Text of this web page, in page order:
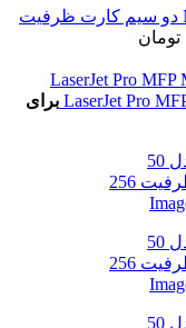
گوشی موبایل تی سی ال مدل 40 NxtPaper دو سیم کارت ظرفیت
تومان
برای